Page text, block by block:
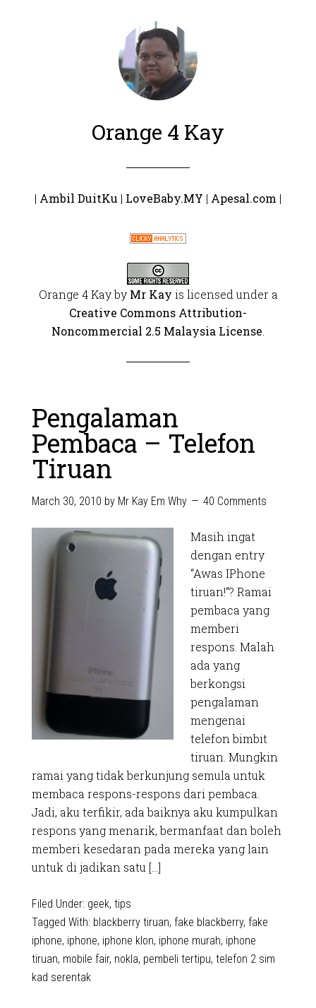
Orange 4 Kay
| Ambil DuitKu | LoveBaby.MY | Apesal.com |
Orange 4 Kayby Mr Kay is licensed under a
Creative Commons Attribution-
Noncommercial 2.5 Malaysia License
Pengalaman
Pembaca – Telefon
Tiruan
March 30, 2010 by Mr Kay Em Why 40 Comments
Masih ingat
dengan entry
“Awas IPhone
tiruan!“? Ramai
pembaca yang
memberi
respons. Malah
ada yang
berkongsi
pengalaman
mengenai
telefon bimbit
tiruan. Mungkin
ramai yang tidak berkunjung semula untuk
membaca respons-respons dari pembaca.
Jadi, aku terfikir, ada baiknya aku kumpulkan
respons yang menarik, bermanfaat dan boleh
memberi kesedaran pada mereka yang lain
untuk di jadikan satu […]
Filed Under: geek, tips
Tagged With: blackberry tiruan, fake blackberry, fake
iphone, iphone, iphone klon, iphone murah, iphone
tiruan, mobile fair, nokla, pembeli tertipu, telefon 2 sim
kad serentak